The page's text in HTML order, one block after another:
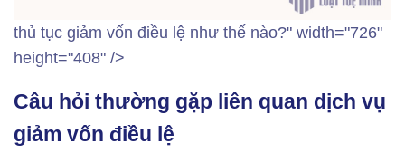
thủ tục giảm vốn điều lệ như thế nào?" width="726"
height="408" />
Câu hỏi thường gặp liên quan dịch vụ
giảm vốn điều lệ